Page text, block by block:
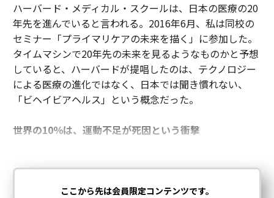
ハーバード・メディカル・スクールは、日本の医療の20
年先を進んでいると言われる。2016年6月、私は同校の
セミナー「プライマリケアの未来を描く」に参加した。
タイムマシンで20年先の未来を見るようなものかと予想
していると、ハーバードが提唱したのは、テクノロジー
による医療の進化ではなく、日本では聞き慣れない、
「ビヘイビアヘルス」という概念だった。
世界の10％は、運動不足が死因という衝撃